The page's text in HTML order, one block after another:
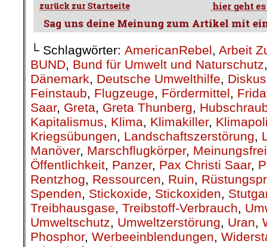
└ Schlagwörter:AmericanRebel,
Arbeit
BUND,Bund für Umwelt und Naturschutz
Dänemark,Deutsche Umwelthilfe ,
Feinstaub,Flugzeuge,Fördermittel,
Saar,Greta ,Greta Thunberg,
Kapitalismus,Klima,Klimakiller,
Kriegsübungen,Landschaftszerstörung,
Manöver,Marschflugkörper,
Öffentlichkeit,Panzer,Pax Christi Saar,
Rentzhog ,Ressourcen,Ruin,
Spenden,Stickoxide, Stickoxiden ,
Treibhausgase,Treibstoff-Verbrauch,
Umweltschutz,Umweltzerstörung Uran,
Phosphor,Werbeeinblendungen,
Wirtschaftsordnung